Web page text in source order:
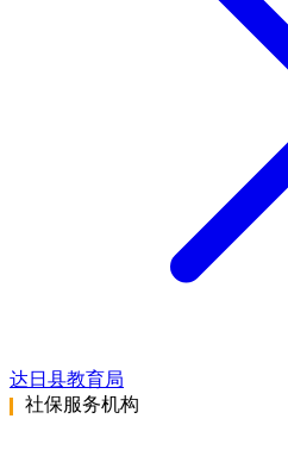
达日县教育局
社保服务机构